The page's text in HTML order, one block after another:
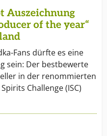
Auszeichnung
of the year“
Fans dürfte es eine
sein: Der bestbewerte
in der renommierten
Challenge (ISC)